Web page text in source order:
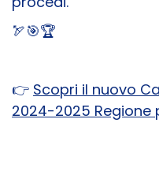
🏹​🎯🏆​
👉 ​Scopri il nuovo
2024-2025 Regione